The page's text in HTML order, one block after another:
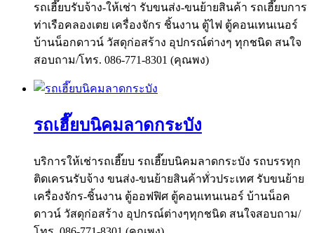
รถเฮี๊ยบรับจ้าง-ให้เช่า รับขนส่ง-ขนย้ายสินค้า รถเฮี๊ยบการ
ท่าเรือคลองเตย เครื่องจักร ชิ้นงาน ตู้ไฟ ตู้คอนเทนเนอร์
บ้านน็อกดาวน์ วัสดุก่อสร้าง อุปกรณ์ต่างๆ ทุกชนิด สนใจ
สอบถาม/โทร. 086-771-8301 (คุณพง)
รถเฮี๊ยบนิคมลาดกระบัง
บริการให้เช่ารถเฮี๊ยบ รถเฮี๊ยบนิคมลาดกระบัง รถบรรทุก
ติดเครนรับจ้าง ขนส่ง-ขนย้ายสินค้าทั่วประเทศ รับขนย้าย
เครื่องจักร-ชิ้นงาน ตู้ออฟฟิศ ตู้คอนเทนเนอร์ บ้านน็อค
ดาวน์ วัสดุก่อสร้าง อุปกรณ์ต่างๆทุกชนิด สนใจสอบถาม/